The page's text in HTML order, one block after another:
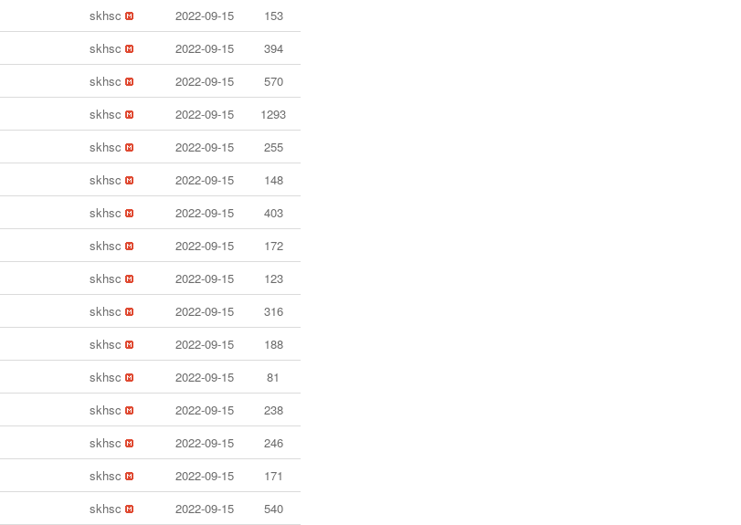
skhsc 2022-09-15
153
skhsc 2022-09-15
394
skhsc 2022-09-15
570
skhsc 2022-09-15
1293
skhsc 2022-09-15
255
skhsc 2022-09-15
148
skhsc 2022-09-15
403
skhsc 2022-09-15
172
skhsc 2022-09-15
123
skhsc 2022-09-15
316
skhsc 2022-09-15
188
skhsc 2022-09-15
81
skhsc 2022-09-15
238
skhsc 2022-09-15
246
skhsc 2022-09-15
171
skhsc 2022-09-15 540